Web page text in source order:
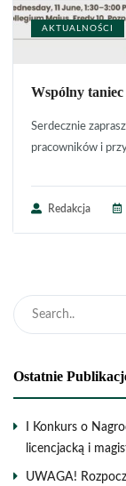
AKTUALNOŚCI
Wspólny
Serdecznie
pracowników i
Redakcja
Ostatnie
I Konkurs o
licencjacką i
UWAGA!